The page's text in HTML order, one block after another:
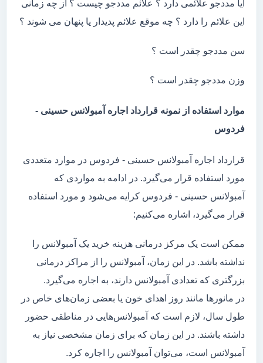
آیا مددجو علائمی دارد ؟ علائم مددجو چیست ؟ از چه زمانی
این علائم را دارد ؟ چه موقع علائم پدیدار یا پنهان می شوند ؟
سن مددجو چقدر است ؟
وزن مددجو چقدر است ؟
موارد استفاده از نمونه قرارداد اجاره آمبولانس حسینی -
فردوس
قرارداد اجاره آمبولانس حسینی - فردوس در موارد متعددی
مورد استفاده قرار می‌گیرد. در ادامه به مواردی که
آمبولانس حسینی - فردوس کرایه می‌شود و مورد استفاده
قرار می‌گیرد، اشاره می‌کنیم:
ممکن است یک مرکز درمانی هزینه خرید یک آمبولانس را
نداشته باشد. در این زمان، آمبولانس را از مراکز درمانی
بزرگتری که تعدادی آمبولانس دارند، به اجاره می‌گیرد.
در مانور‌ها مانند روز اهدای خون یا بعضی زمان‌های خاص در
طول سال، لازم است که آمبولانس‌هایی در مناطقی حضور
داشته باشند. در این زمان که برای زمان مشخصی نیاز به
آمبولانس است، می‌توان آمبولانس را اجاره کرد.